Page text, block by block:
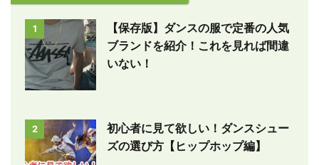
1
【保存版】ダンスの服で定番の人気
ブランドを紹介！これを見れば間違
いない！
2
初心者に見て欲しい！ダンスシュー
ズの選び方【ヒップホップ編】